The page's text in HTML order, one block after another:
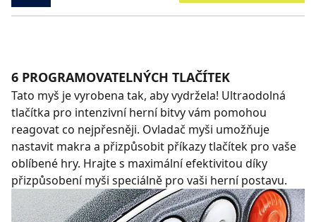
6 PROGRAMOVATELNÝCH TLAČÍTEK
Tato myš je vyrobena tak, aby vydržela! Ultraodolná
tlačítka pro intenzivní herní bitvy vám pomohou
reagovat co nejpřesněji. Ovladač myši umožňuje
nastavit makra a přizpůsobit příkazy tlačítek pro vaše
oblíbené hry. Hrajte s maximální efektivitou díky
přizpůsobení myši speciálně pro vaši herní postavu.